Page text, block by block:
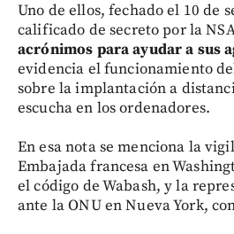
Uno de ellos, fechado el 10 de
calificado de secreto por la
acrónimos para ayudar a sus
evidencia el funcionamiento
sobre la implantación a
escucha en los ordenadores.
En esa nota se menciona la
Embajada francesa en
el código de Wabash, y la
ante la ONU en Nueva York,